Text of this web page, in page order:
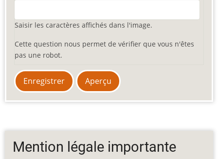
Saisir les caractères affichés dans l'image.
Cette question nous permet de vérifier que vous n'êtes
pas une robot.
Mention légale importante